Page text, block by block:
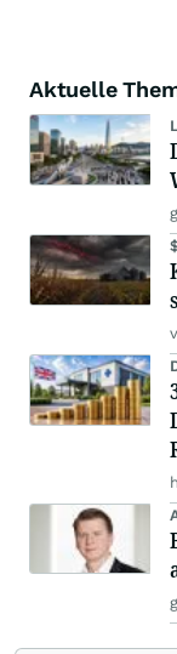
Aktuelle